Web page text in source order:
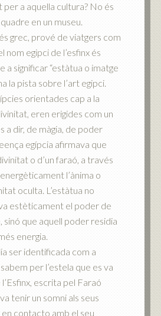
per a aquella cultura? No és
en un museu.
grec, prové de viatgers com
egipci de l’esfinx és
a significar “estàtua o imatge
la pista sobre l’art egipci.
orientades cap a la
eren erigides com un
a dir, de màgia, de poder
egípcia afirmava que
o d’un faraó, a través
l’ànima o
oculta. L’estàtua no
estèticament el poder de
sinó que aquell poder residia
energia.
ser identificada com a
per l’estela que es va
escrita pel Faraó
tenir un somni als seus
contacto amb el seu